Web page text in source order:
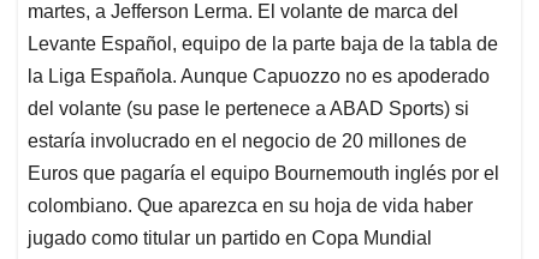
martes, a Jefferson Lerma. El volante de marca del
Levante Español, equipo de la parte baja de la tabla de
la Liga Española. Aunque Capuozzo no es apoderado
del volante (su pase le pertenece a ABAD Sports) si
estaría involucrado en el negocio de 20 millones de
Euros que pagaría el equipo Bournemouth inglés por el
colombiano. Que aparezca en su hoja de vida haber
jugado como titular un partido en Copa Mundial